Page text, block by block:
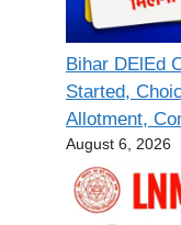
Bihar DElEd
Started,
Allotment,
August 6, 2026